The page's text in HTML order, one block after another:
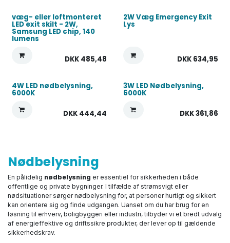
væg- eller loftmonteret
LED exit skilt - 2W,
Samsung LED chip, 140
lumens
DKK 485,48
2W Væg Emergency Exit
Lys
DKK 634,95
4W LED nødbelysning,
6000K
DKK 444,44
3W LED Nødbelysning,
6000K
DKK361,86
Nødbelysning
En pålidelig nødbelysning er essentiel for sikkerheden i både
offentlige og private bygninger. I tilfælde af strømsvigt eller
nødsituationer sørger nødbelysning for, at personer hurtigt og sikkert
kan orientere sig og finde udgangen. Uanset om du har brug for en
løsning til erhverv, boligbyggeri eller industri, tilbyder vi et bredt udvalg
af energieffektive og driftssikre produkter, der lever op til gældende
sikkerhedskrav.